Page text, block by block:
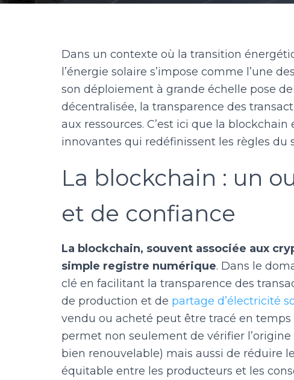
Dans un contexte où la transition
l’énergie solaire s’impose comme l’une
son déploiement à grande échelle pose
décentralisée, la transparence des
aux ressources. C’est ici que la
innovantes qui redéfinissent les règles du
La blockchain : un
et de confiance
La blockchain, souvent associée aux
simple registre numérique. Dans le
clé en facilitant la transparence des
de production et de partage d’électricité
vendu ou acheté peut être tracé en
permet non seulement de vérifier l’origine
bien renouvelable) mais aussi de réduire
équitable entre les producteurs et les